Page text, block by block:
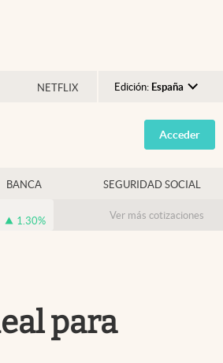
NETFLIX Edición: España
Argentina
España
USA
Colombia
Acceder
BANCA SEGURIDAD SOCIAL
1.30% Ver más cotizaciones
para